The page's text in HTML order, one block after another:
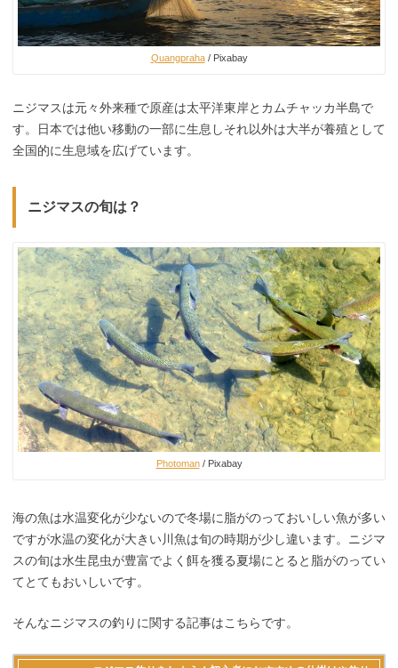
Quangpraha/ Pixabay
ニジマスは元々外来種で原産は太平洋東岸とカムチャッカ半島で
す。日本では他い移動の一部に生息しそれ以外は大半が養殖として
全国的に生息域を広げています。
ニジマスの旬は？
Photoman/ Pixabay
海の魚は水温変化が少ないので冬場に脂がのっておいしい魚が多い
ですが水温の変化が大きい川魚は旬の時期が少し違います。ニジマ
スの旬は水生昆虫が豊富でよく餌を獲る夏場にとると脂がのってい
てとてもおいしいです。
そんなニジマスの釣りに関する記事はこちらです。